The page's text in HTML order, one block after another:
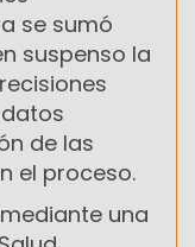
se sumó
suspenso la
de las
el proceso.
una